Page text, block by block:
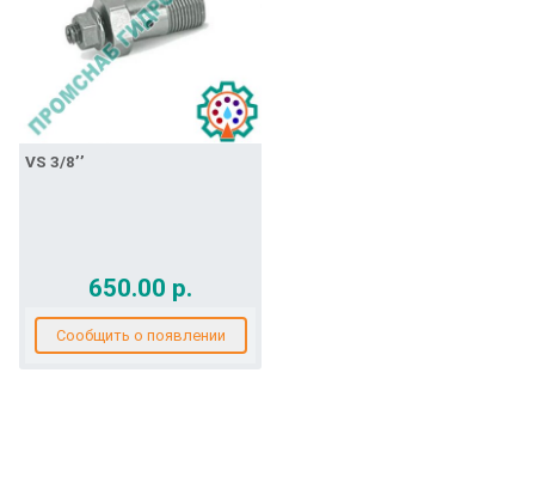
VS 3/8’’
650.00 р.
Сообщить о появлении